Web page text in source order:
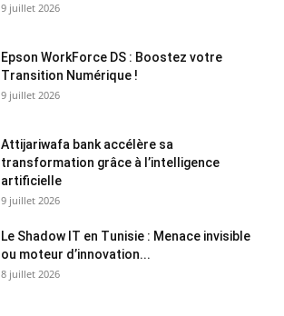
9 juillet 2026
Epson WorkForce DS : Boostez votre
Transition Numérique !
9 juillet 2026
Attijariwafa bank accélère sa
transformation grâce à l’intelligence
artificielle
9 juillet 2026
Le Shadow IT en Tunisie : Menace invisible
ou moteur d’innovation...
8 juillet 2026